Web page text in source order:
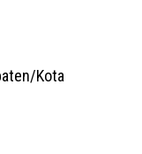
Kota